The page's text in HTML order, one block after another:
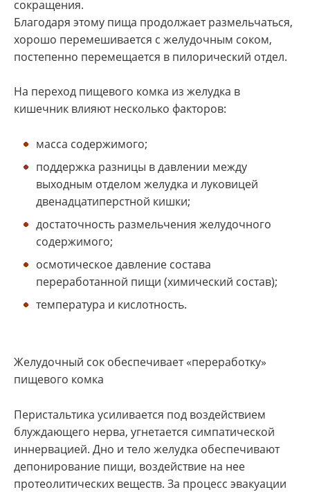
сокращения.
Благодаря этому пища продолжает размельчаться,
хорошо перемешивается с желудочным соком,
постепенно перемещается в пилорический отдел.
На переход пищевого комка из желудка в
кишечник влияют несколько факторов:
масса содержимого;
поддержка разницы в давлении между
выходным отделом желудка и луковицей
двенадцатиперстной кишки;
достаточность размельчения желудочного
содержимого;
осмотическое давление состава
переработанной пищи (химический состав);
температура и кислотность.
Желудочный сок обеспечивает «переработку»
пищевого комка
Перистальтика усиливается под воздействием
блуждающего нерва, угнетается симпатической
иннервацией. Дно и тело желудка обеспечивают
депонирование пищи, воздействие на нее
протеолитических веществ. За процесс эвакуации